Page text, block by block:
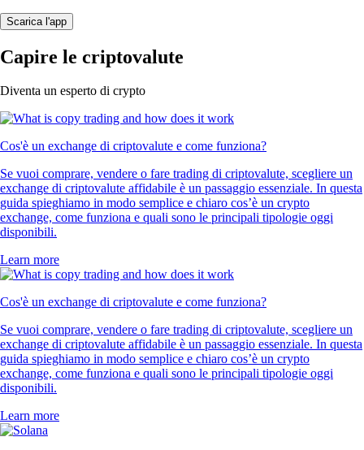
Scarica l'app
Capire le criptovalute
Diventa un esperto di crypto
Cos'è un exchange di criptovalute e come funziona?
Se vuoi comprare, vendere o fare trading di criptovalute, scegliere un
exchange di criptovalute affidabile è un passaggio essenziale. In questa
guida spieghiamo in modo semplice e chiaro cos’è un crypto
exchange, come funziona e quali sono le principali tipologie oggi
disponibili.
Learn more
Cos'è un exchange di criptovalute e come funziona?
Se vuoi comprare, vendere o fare trading di criptovalute, scegliere un
exchange di criptovalute affidabile è un passaggio essenziale. In questa
guida spieghiamo in modo semplice e chiaro cos’è un crypto
exchange, come funziona e quali sono le principali tipologie oggi
disponibili.
Learn more